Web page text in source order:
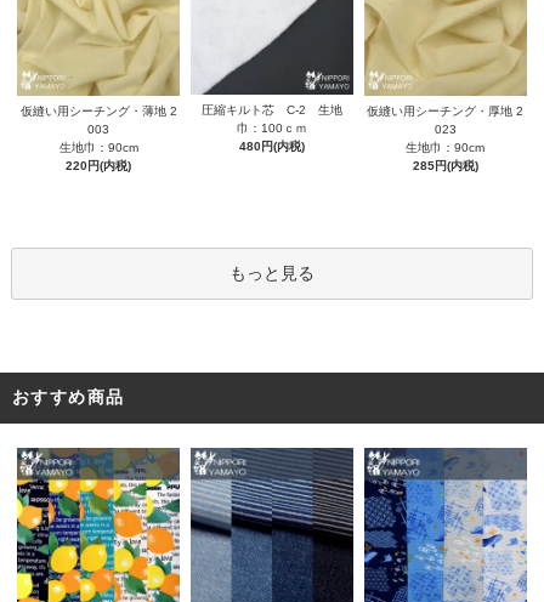
仮縫い用シーチング・薄地 2
003
生地巾：90cm
220円(内税)
圧縮キルト芯 C-2 生地
巾：100ｃｍ
480円(内税)
仮縫い用シーチング・厚地 2
023
生地巾：90cm
285円(内税)
もっと見る
おすすめ商品